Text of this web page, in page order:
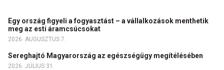
Egy ország figyeli a fogyasztást – a vállalkozások menthetik
meg az esti áramcsúcsokat
2026. AUGUSZTUS 7.
Sereghajtó Magyarország az egészségügy megítélésében
2026. JÚLIUS 31.